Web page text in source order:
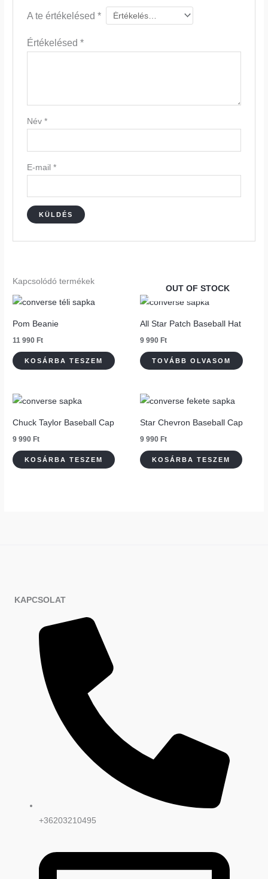
A te értékelésed *
Értékelésed *
Név *
E-mail *
Kapcsolódó termékek
Pom Beanie
11 990Ft
KOSÁRBA TESZEM
OUT OF STOCK
All Star Patch Baseball Hat
9 990 Ft
TOVÁBB OLVASOM
Chuck Taylor Baseball Cap
9 990Ft
KOSÁRBA TESZEM
Star Chevron Baseball Cap
9 990 Ft
KOSÁRBA TESZEM
KAPCSOLAT
+36203210495